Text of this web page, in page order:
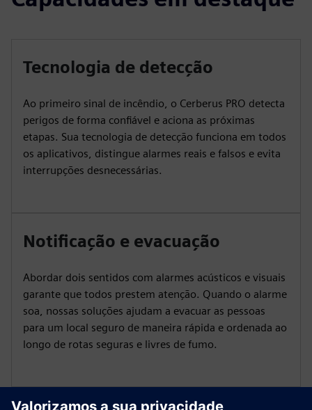
Tecnologia de detecção
Ao primeiro sinal de incêndio, o Cerberus PRO detecta
perigos de forma confiável e aciona as próximas
etapas. Sua tecnologia de detecção funciona em todos
os aplicativos, distingue alarmes reais e falsos e evita
interrupções desnecessárias.
Notificação e evacuação
Abordar dois sentidos com alarmes acústicos e visuais
garante que todos prestem atenção. Quando o alarme
soa, nossas soluções ajudam a evacuar as pessoas
para um local seguro de maneira rápida e ordenada ao
longo de rotas seguras e livres de fumo.